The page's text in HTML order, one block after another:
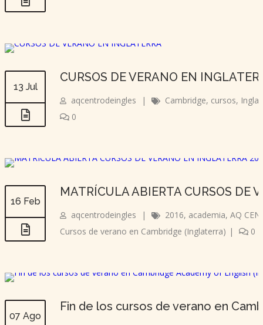
13 Jul
CURSOS DE VERANO EN
aqcentrodeingles | Cambridge, cursos,
0
16 Feb
MATRÍCULA ABIERTA CURSOS DE
aqcentrodeingles | 2016, academia, AQ
Cursos de verano en Cambridge (Inglaterra) | 0
07 Ago
Fin de los cursos de verano en